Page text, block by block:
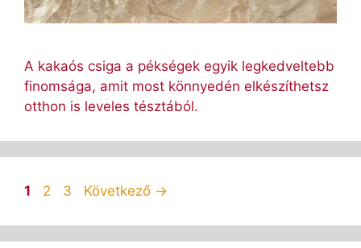
A kakaós csiga a pékségek egyik legkedveltebb
finomsága, amit most könnyedén elkészíthetsz
otthon is leveles tésztából.
Oldal
1 Oldal
2 Oldal
3 Következő →